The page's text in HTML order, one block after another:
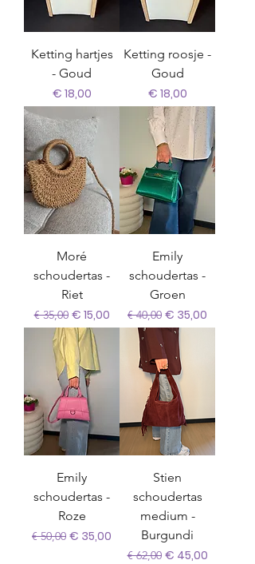
Ketting hartjes
- Goud
Prijs
€ 18,00
Ketting roosje -
Goud
Prijs
€ 18,00
Moré
schoudertas -
Riet
Normale prijs
€ 35,00 Verkoopprijs
€ 15,00
Emily
schoudertas -
Groen
Normale prijs
€ 40,00 Verkoopprijs
€ 35,00
Emily
schoudertas -
Roze
Normale prijs
€ 50,00 Verkoopprijs
€ 35,00
Stien
schoudertas
medium -
Burgundi
Normale prijs
€ 62,00 Verkoopprijs
€ 45,00